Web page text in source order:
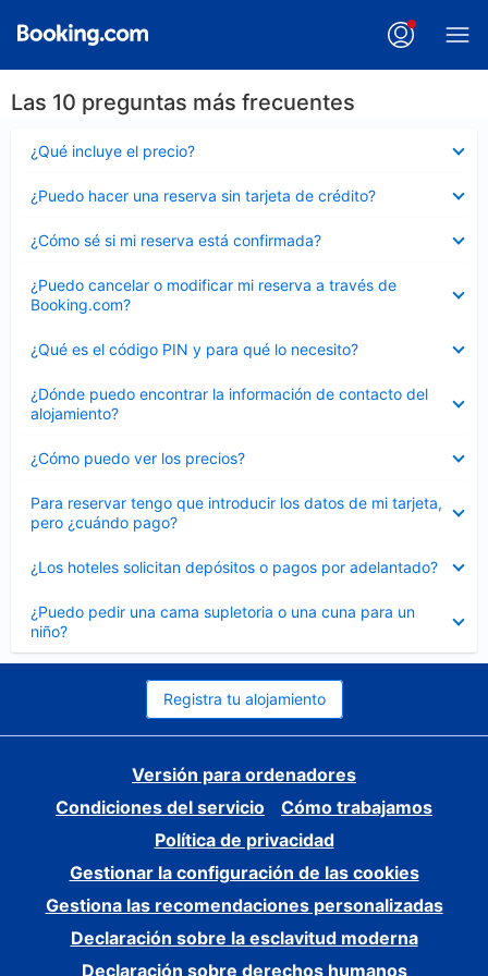
Las 10 preguntas más frecuentes
¿Qué incluye el precio?
cerrado
¿Puedo hacer una reserva sin tarjeta de crédito?
cerrado
¿Cómo sé si mi reserva está confirmada?
cerrado
¿Puedo cancelar o modificar mi reserva a través de
Booking.com?
cerrado
¿Qué es el código PIN y para qué lo necesito?
cerrado
¿Dónde puedo encontrar la información de contacto del
alojamiento?
cerrado
¿Cómo puedo ver los precios?
cerrado
Para reservar tengo que introducir los datos de mi tarjeta,
pero ¿cuándo pago?
cerrado
¿Los hoteles solicitan depósitos o pagos por adelantado?
cerrado
¿Puedo pedir una cama supletoria o una cuna para un
niño?
cerrado
Registra tu alojamiento
Versión para ordenadores
Condiciones del servicio
Cómo trabajamos
Política de privacidad
Gestionar la configuración de las cookies
Gestiona las recomendaciones personalizadas
Declaración sobre la esclavitud moderna
Declaración sobre derechos humanos